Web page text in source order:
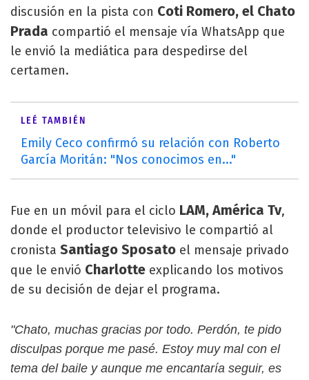
discusión en la pista con Coti Romero, el Chato
Prada compartió el mensaje vía WhatsApp que
le envió la mediática para despedirse del
certamen.
LEÉ TAMBIÉN
Emily Ceco confirmó su relación con Roberto
García Moritán: "Nos conocimos en..."
Fue en un móvil para el ciclo LAM, América Tv,
donde el productor televisivo le compartió al
cronista Santiago Sposato el mensaje privado
que le envió Charlotte explicando los motivos
de su decisión de dejar el programa.
"Chato, muchas gracias por todo. Perdón, te pido
disculpas porque me pasé. Estoy muy mal con el
tema del baile y aunque me encantaría seguir, es